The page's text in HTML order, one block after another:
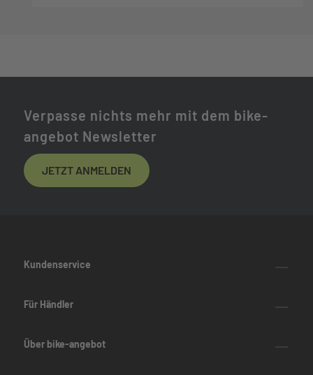
Verpasse nichts mehr mit dem bike-
angebot Newsletter
JETZT ANMELDEN
Kundenservice
Für Händler
Über bike-angebot